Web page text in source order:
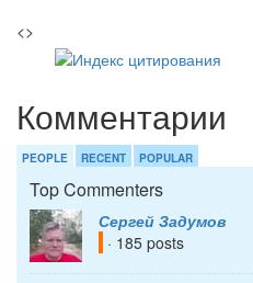
<>
Комментарии
PEOPLE RECENT POPULAR
Top Commenters
Сергей Задумов
· 185 posts